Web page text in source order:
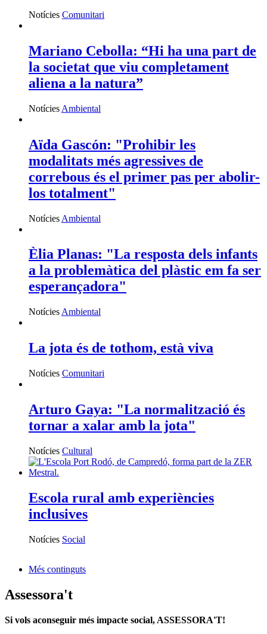
Notícies Comunitari
Mariano Cebolla: “Hi ha una part de
la societat que viu completament
aliena a la natura”
Notícies Ambiental
Aïda Gascón: "Prohibir les
modalitats més agressives de
correbous és el primer pas per abolir-
los totalment"
Notícies Ambiental
Èlia Planas: "La resposta dels infants
a la problemàtica del plàstic em fa ser
esperançadora"
Notícies Ambiental
La jota és de tothom, està viva
Notícies Comunitari
Arturo Gaya: "La normalització és
tornar a xalar amb la jota"
Notícies Cultural
Escola rural amb experiències
inclusives
Notícies Social
Més continguts
Assessora't
Si vols aconseguir més impacte social, ASSESSORA'T!